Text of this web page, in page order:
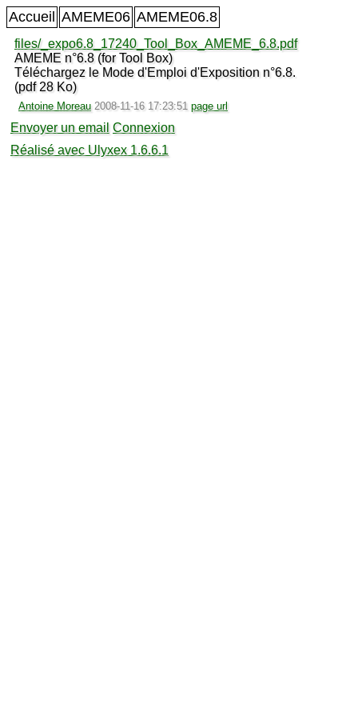
Accueil AMEME06 AMEME06.8
files/_expo6.8_17240_Tool_Box_AMEME_6.8.pdf
AMEME n°6.8 (for Tool Box)
Téléchargez le Mode d'Emploi d'Exposition n°6.8.
(pdf 28 Ko)
Antoine Moreau 2008-11-16 17:23:51 page url
Envoyer un email Connexion
Réalisé avec Ulyxex 1.6.6.1